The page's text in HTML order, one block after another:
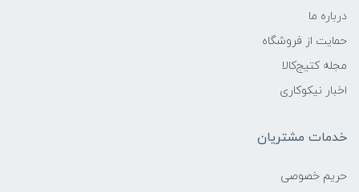
درباره ما
حمایت از فروشگاه
مجله کتیج‌کالا
اخبار نیکوکاری
خدمات مشتریان
حریم خصوصی